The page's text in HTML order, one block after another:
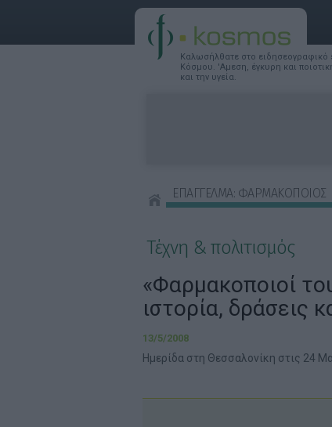
Καλωσήλθατε στο ειδησεογραφικό
Κόσμου. 'Αμεση, έγκυρη και
και την υγεία.
ΕΠΑΓΓΕΛΜΑ: ΦΑΡΜΑΚΟΠΟΙΟΣ
Τέχνη & πολιτισμός
«Φαρμακοποιοί
ιστορία, δράσεις
13/5/2008
Ημερίδα στη Θεσσαλονίκη στις 24